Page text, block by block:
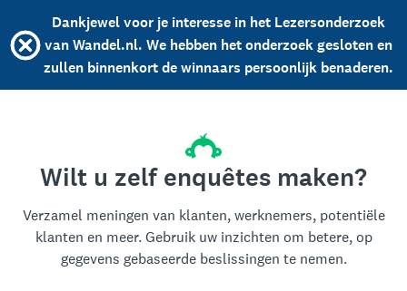
Dankjewel voor je interesse in het Lezersonderzoek
van Wandel.nl. We hebben het onderzoek gesloten en
zullen binnenkort de winnaars persoonlijk benaderen.
Wilt u zelf enquêtes maken?
Verzamel meningen van klanten, werknemers, potentiële
klanten en meer. Gebruik uw inzichten om betere, op
gegevens gebaseerde beslissingen te nemen.